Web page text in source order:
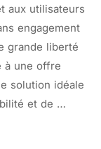
aux utilisateurs
engagement
grande liberté
à une offre
solution idéale
et de …